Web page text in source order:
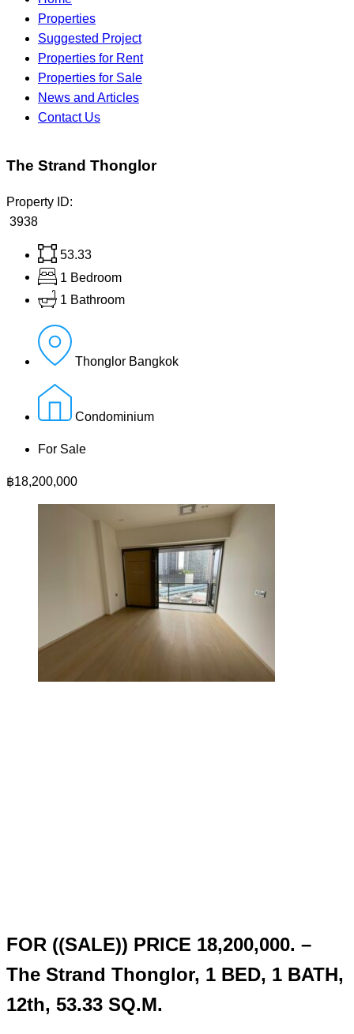
Properties
Suggested Project
Properties for Rent
Properties for Sale
News and Articles
Contact Us
The Strand Thonglor
Property ID:
3938
53.33
1 Bedroom
1 Bathroom
Thonglor Bangkok
Condominium
For Sale
฿18,200,000
FOR ((SALE)) PRICE 18,200,000. –
The Strand Thonglor, 1 BED, 1 BATH,
12th, 53.33 SQ.M.